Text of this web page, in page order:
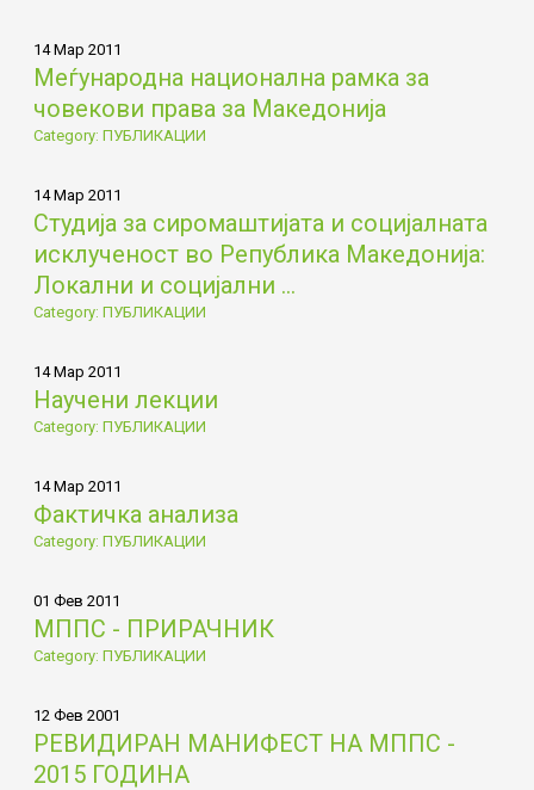
14 Мар 2011
Меѓународна национална рамка за
човекови права за Македонија
Category: ПУБЛИКАЦИИ
14 Мар 2011
Студија за сиромаштијата и социјалната
исклученост во Република Македонија:
Локални и социјални ...
Category: ПУБЛИКАЦИИ
14 Мар 2011
Научени лекции
Category: ПУБЛИКАЦИИ
14 Мар 2011
Фактичка анализа
Category: ПУБЛИКАЦИИ
01 Фев 2011
МППС - ПРИРАЧНИК
Category: ПУБЛИКАЦИИ
12 Фев 2001
РЕВИДИРАН МАНИФЕСТ НА МППС -
2015 ГОДИНА